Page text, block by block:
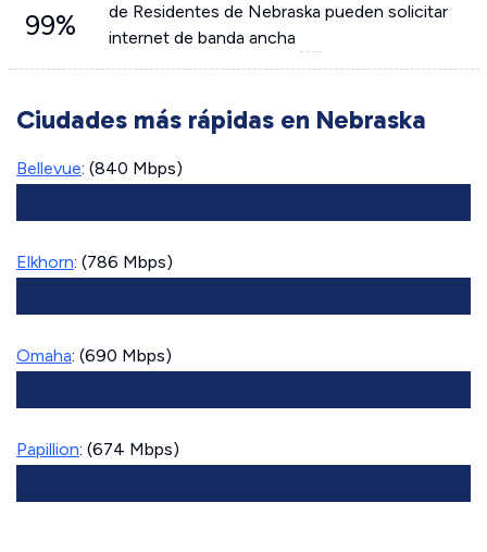
99%
de Residentes de Nebraska pueden solicitar
internet de banda ancha
Ciudades más rápidas en Nebraska
Bellevue: (840 Mbps)
Elkhorn: (786 Mbps)
Omaha: (690 Mbps)
Papillion: (674 Mbps)